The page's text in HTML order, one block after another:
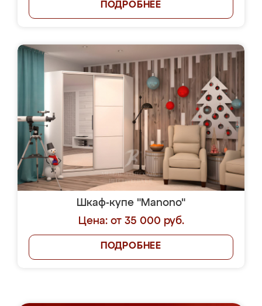
ПОДРОБНЕЕ
Шкаф-купе "Manono"
Цена: от 35 000 руб.
ПОДРОБНЕЕ